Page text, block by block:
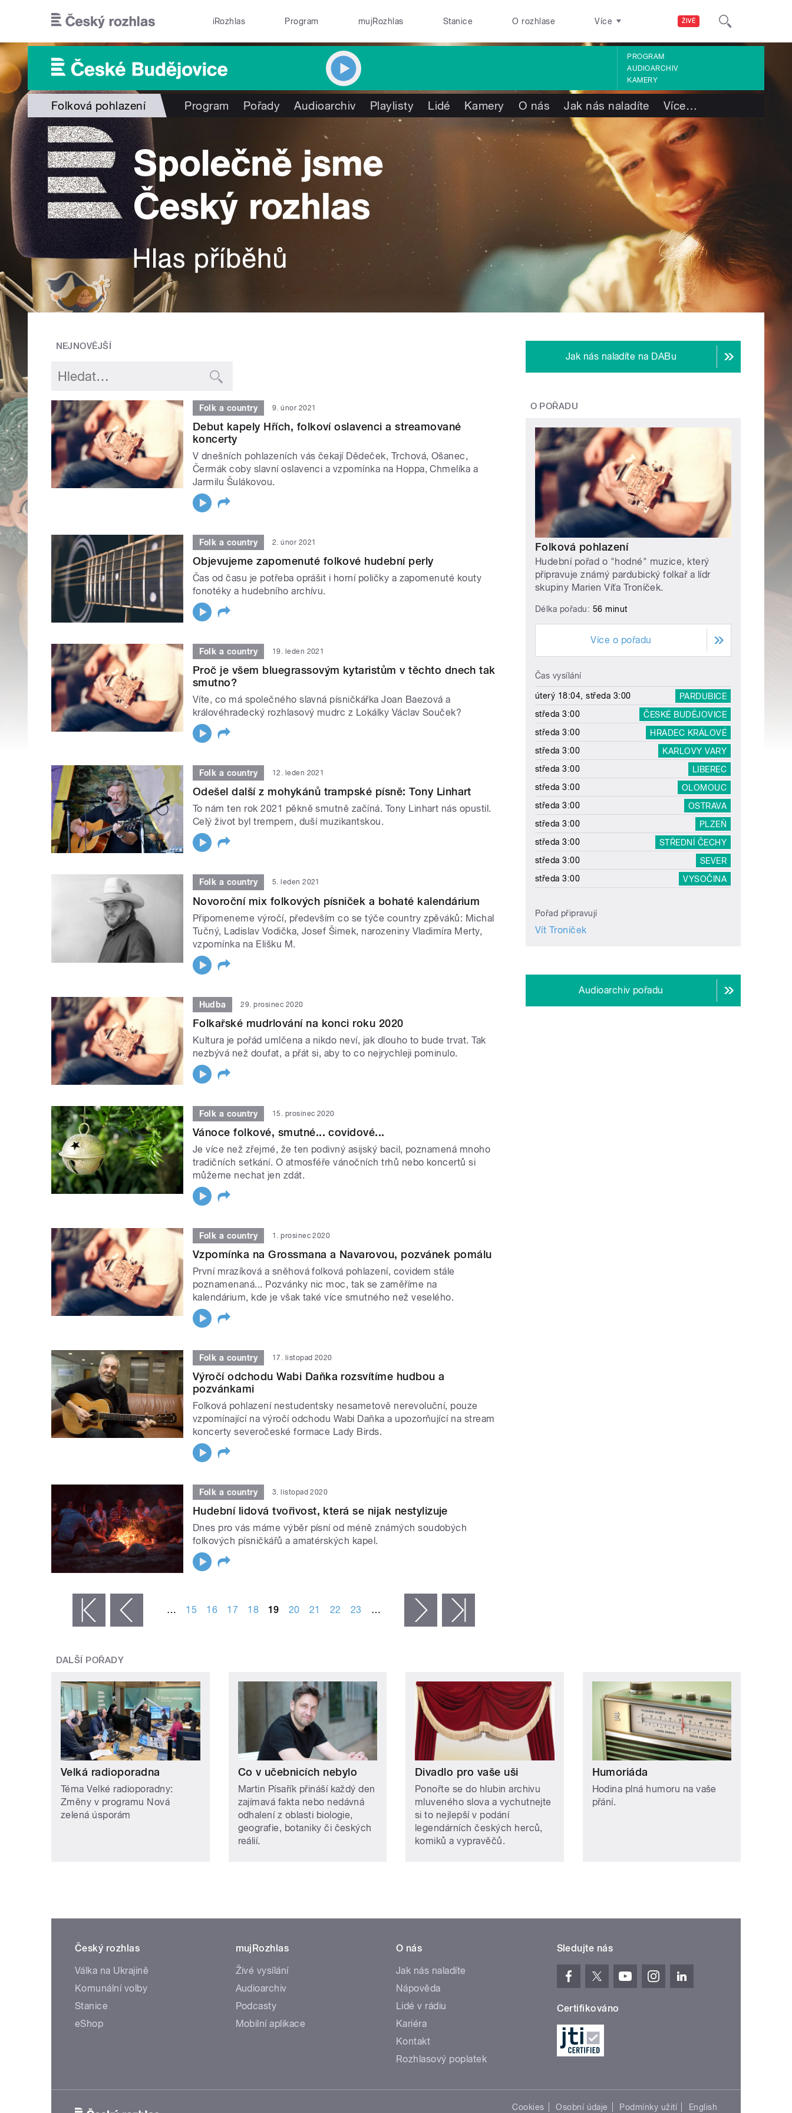
ŽIVĚ
iRozhlas Program mujRozhlas Stanice O rozhlase Více
PROGRAM
AUDIOARCHIV
KAMERY
Folková pohlazení Program Pořady Audioarchiv Playlisty Lidé Kamery O nás Jak nás naladíte Více…
NEJNOVĚJŠÍ
Folk a country 9. únor 2021
Debut kapely Hřích, folkoví oslavenci a streamované
koncerty
V dnešních pohlazeních vás čekají Dědeček, Trchová, Ošanec,
Čermák coby slavní oslavenci a vzpomínka na Hoppa, Chmelíka a
Jarmilu Šulákovou.
Folk a country 2. únor 2021
Objevujeme zapomenuté folkové hudební perly
Čas od času je potřeba oprášit i horní poličky a zapomenuté kouty
fonotéky a hudebního archívu.
Folk a country 19. leden 2021
Proč je všem bluegrassovým kytaristům v těchto dnech tak
smutno?
Víte, co má společného slavná písničkářka Joan Baezová a
královéhradecký rozhlasový mudrc z Lokálky Václav Souček?
Folk a country 12. leden 2021
Odešel další z mohykánů trampské písně: Tony Linhart
To nám ten rok 2021 pěkně smutně začíná. Tony Linhart nás opustil.
Celý život byl trempem, duší muzikantskou.
Folk a country 5. leden 2021
Novoroční mix folkových písniček a bohaté kalendárium
Připomeneme výročí, především co se týče country zpěváků: Michal
Tučný, Ladislav Vodička, Josef Šimek, narozeniny Vladimíra Merty,
vzpomínka na Elišku M.
Hudba 29. prosinec 2020
Folkařské mudrlování na konci roku 2020
Kultura je pořád umlčena a nikdo neví, jak dlouho to bude trvat. Tak
nezbývá než doufat, a přát si, aby to co nejrychleji pominulo.
Folk a country 15. prosinec 2020
Vánoce folkové, smutné... covidové...
Je více než zřejmé, že ten podivný asijský bacil, poznamená mnoho
tradičních setkání. O atmosféře vánočních trhů nebo koncertů si
můžeme nechat jen zdát.
Folk a country 1. prosinec 2020
Vzpomínka na Grossmana a Navarovou, pozvánek pomálu
První mrazíková a sněhová folková pohlazení, covidem stále
poznamenaná... Pozvánky nic moc, tak se zaměříme na
kalendárium, kde je však také více smutného než veselého.
Folk a country 17. listopad 2020
Výročí odchodu Wabi Daňka rozsvítíme hudbou a
pozvánkami
Folková pohlazení nestudentsky nesametově nerevoluční, pouze
vzpomínající na výročí odchodu Wabi Daňka a upozorňující na stream
koncerty severočeské formace Lady Birds.
Folk a country 3. listopad 2020
Hudební lidová tvořivost, která se nijak nestylizuje
Dnes pro vás máme výběr písní od méně známých soudobých
folkových písničkářů a amatérských kapel.
‹ předchozí … 15 16 17 18 19 20 21 22 23 … následující ›
Jak nás naladíte na DABu
O POŘADU
Folková pohlazení
Hudební pořad o "hodné" muzice, který
připravuje známý pardubický folkař a lídr
skupiny Marien Víťa Troníček.
Délka pořadu: 56 minut
Více o pořadu
Čas vysílání
úterý 18:04, středa 3:00
PARDUBICE
středa 3:00
ČESKÉ BUDĚJOVICE
středa 3:00
HRADEC KRÁLOVÉ
středa 3:00
KARLOVY VARY
středa 3:00
LIBEREC
středa 3:00
OLOMOUC
středa 3:00
OSTRAVA
středa 3:00
PLZEŇ
středa 3:00
STŘEDNÍ ČECHY
středa 3:00
SEVER
středa 3:00
VYSOČINA
Pořad připravují
Vít Troníček
Audioarchiv pořadu
DALŠÍ POŘADY
Velká radioporadna
Téma Velké radioporadny:
Změny v programu Nová
zelená úsporám
Co v učebnicích nebylo
Martin Písařík přináší každý den
zajímavá fakta nebo nedávná
odhalení z oblasti biologie,
geografie, botaniky či českých
reálií.
Divadlo pro vaše uši
Ponořte se do hlubin archivu
mluveného slova a vychutnejte
si to nejlepší v podání
legendárních českých herců,
komiků a vypravěčů.
Humoriáda
Hodina plná humoru na vaše
přání.
Český rozhlas
Válka na Ukrajině
Komunální volby
Stanice
eShop
mujRozhlas
Živé vysílání
Audioarchiv
Podcasty
Mobilní aplikace
O nás
Jak nás naladíte
Nápověda
Lidé v rádiu
Kariéra
Kontakt
Rozhlasový poplatek
Sledujte nás
Certifikováno
Cookies Osobní údaje Podmínky užití English